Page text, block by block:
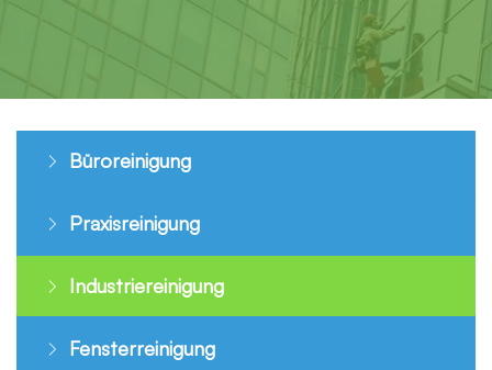
Büroreinigung
Praxisreinigung
Industriereinigung
Fensterreinigung